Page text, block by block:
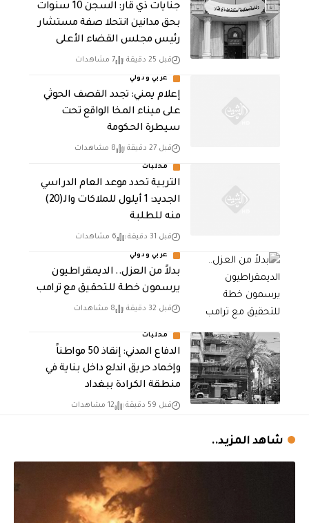
جنايات ذي قار: السجن 10 سنوات
بحق مدانين انتحلا صفة مستشار
رئيس مجلس القضاء الأعلى
قبل 25 دقيقة 7 مشاهدات
عربي ودولي
إعلام يمني: تجدد القصف الحوثي
على ميناء المخا الواقع تحت
سيطرة الحكومة
قبل 27 دقيقة 8 مشاهدات
محليات
التربية تحدد موعد العام الدراسي
الجديد: 1 أيلول للملاكات والـ(20)
منه للطلبة
قبل 31 دقيقة 6 مشاهدات
عربي ودولي
بدلاً من العزل.. الديمقراطيون
يرسمون خطة للتحقيق مع ترامب
قبل 32 دقيقة 8 مشاهدات
محليات
الدفاع المدني: إنقاذ 50 مواطناً
وإخماد حريق اندلع داخل بناية في
منطقة الكرادة ببغداد
قبل 59 دقيقة 12 مشاهدات
شاهد المزيد..